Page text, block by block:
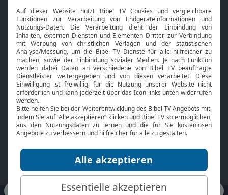
Neuigkeiten
Smart TV
HbbTV
Bibelthek Online-Bibel
Nächster Gottesdienst
Bibel TV
Über uns
Jobs
Mediadaten
Service
Kontakt
TV-Empfang